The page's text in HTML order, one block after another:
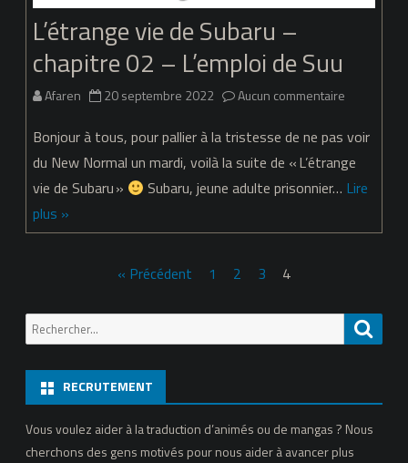
L’étrange vie de Subaru –
chapitre 02 – L’emploi de Suu
Afaren 20 septembre 2022 Aucun commentaire
vie
de
02
–
Suu
Bonjour à tous, pour pallier à la tristesse de ne pas voir
du New Normal un mardi, voilà la suite de « L’étrange
vie de Subaru »
Subaru, jeune adulte prisonnier… Lire
plus »
publications
« Précédent 1 2 3 4
Recherche
pour:
RECRUTEMENT
Vous voulez aider à la traduction d’animés ou de mangas ? Nous
cherchons des gens motivés pour nous aider à avancer plus